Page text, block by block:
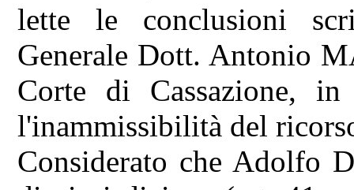
lette le conclusioni
Generale Dott. Antonio
Corte di Cassazione,
l'inammissibilità del
Considerato che Adolfo